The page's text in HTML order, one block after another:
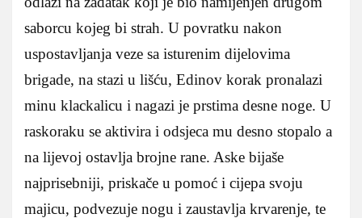
saborcu kojeg bi strah. U povratku nakon
uspostavljanja veze sa isturenim dijelovima
brigade, na stazi u lišću, Edinov korak pronalazi
minu klackalicu i nagazi je prstima desne noge. U
raskoraku se aktivira i odsjeca mu desno stopalo a
na lijevoj ostavlja brojne rane. Aske bijaše
najprisebniji, priskače u pomoć i cijepa svoju
majicu, podvezuje nogu i zaustavlja krvarenje, te